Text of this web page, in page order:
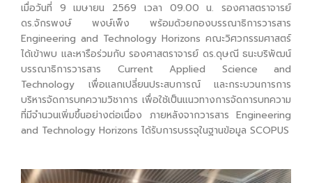
เมื่อวันที่ 9 เมษายน 2569 เวลา 09.00 น. รองศาสตราจารย์
ดร.จักรพงษ์ พงษ์เพ็ง พร้อมด้วยกองบรรณาธิการวารสาร
Engineering and Technology Horizons คณะวิศวกรรมศาสตร์
ได้เข้าพบ และหารือร่วมกับ รองศาสตราจารย์ ดร.ดุษณี ธนะบริพัฒน์
บรรณาธิการวารสาร Current Applied Science and
Technology เพื่อแลกเปลี่ยนประสบการณ์ และกระบวนการการ
บริหารจัดการบทความวิชาการ เพื่อใช้เป็นแนวทางการจัดการบทความ
ที่มีจำนวนเพิ่มขึ้นอย่างต่อเนื่อง ภายหลังจากวารสาร Engineering
and Technology Horizons ได้รับการบรรจุในฐานข้อมูล SCOPUS